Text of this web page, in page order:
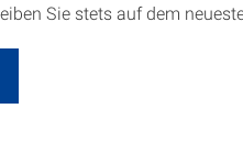
Sie stets auf dem